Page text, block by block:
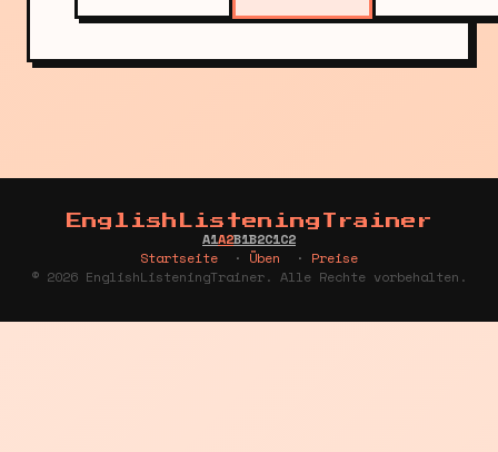
EnglishListeningTrainer
A1A2B1B2C1C2
Startseite · Üben · Preise
© 2026 EnglishListeningTrainer. Alle Rechte vorbehalten.